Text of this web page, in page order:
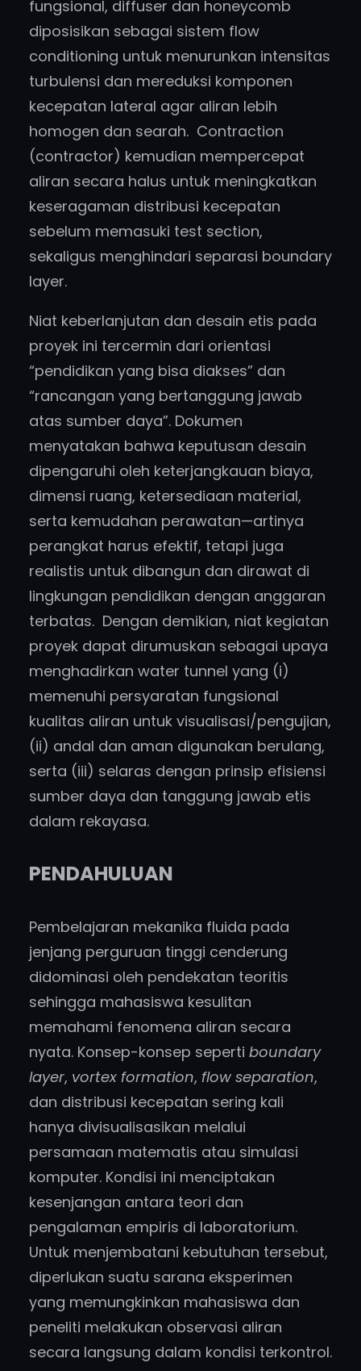
fungsional, diffuser dan honeycomb
diposisikan sebagai sistem flow
conditioning untuk menurunkan intensitas
turbulensi dan mereduksi komponen
kecepatan lateral agar aliran lebih
homogen dan searah. Contraction
(contractor) kemudian mempercepat
aliran secara halus untuk meningkatkan
keseragaman distribusi kecepatan
sebelum memasuki test section,
sekaligus menghindari separasi boundary
layer.
Niat keberlanjutan dan desain etis pada
proyek ini tercermin dari orientasi
“pendidikan yang bisa diakses” dan
“rancangan yang bertanggung jawab
atas sumber daya”. Dokumen
menyatakan bahwa keputusan desain
dipengaruhi oleh keterjangkauan biaya,
dimensi ruang, ketersediaan material,
serta kemudahan perawatan—artinya
perangkat harus efektif, tetapi juga
realistis untuk dibangun dan dirawat di
lingkungan pendidikan dengan anggaran
terbatas. Dengan demikian, niat kegiatan
proyek dapat dirumuskan sebagai upaya
menghadirkan water tunnel yang (i)
memenuhi persyaratan fungsional
kualitas aliran untuk visualisasi/pengujian,
(ii) andal dan aman digunakan berulang,
serta (iii) selaras dengan prinsip efisiensi
sumber daya dan tanggung jawab etis
dalam rekayasa.
PENDAHULUAN
Pembelajaran mekanika fluida pada
jenjang perguruan tinggi cenderung
didominasi oleh pendekatan teoritis
sehingga mahasiswa kesulitan
memahami fenomena aliran secara
nyata. Konsep-konsep seperti boundary
layer, vortex formation, flow separation,
dan distribusi kecepatan sering kali
hanya divisualisasikan melalui
persamaan matematis atau simulasi
komputer. Kondisi ini menciptakan
kesenjangan antara teori dan
pengalaman empiris di laboratorium.
Untuk menjembatani kebutuhan tersebut,
diperlukan suatu sarana eksperimen
yang memungkinkan mahasiswa dan
peneliti melakukan observasi aliran
secara langsung dalam kondisi terkontrol.